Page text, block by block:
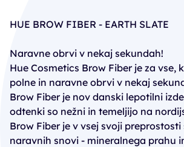
HUE BROW FIBER - EARTH SLATE
Naravne obrvi v nekaj sekundah!
Hue Cosmetics Brow Fiber je za vse,
polne in naravne obrvi v nekaj
Brow Fiber je nov danski lepotilni
odtenki so nežni in temeljijo na
Brow Fiber je v vsej svoji preprostosti
naravnih snovi - mineralnega prahu